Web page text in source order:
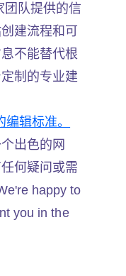
团队提供的信
建流程和可
不能替代根
制的专业建
辑标准。
出色的网
何疑问或需
happy to
you in the